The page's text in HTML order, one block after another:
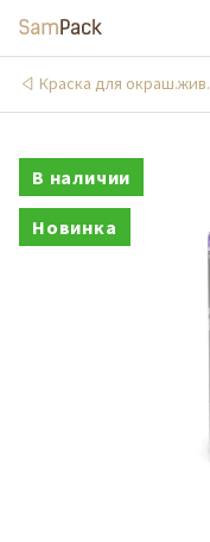
Краска для
В наличии
Новинка